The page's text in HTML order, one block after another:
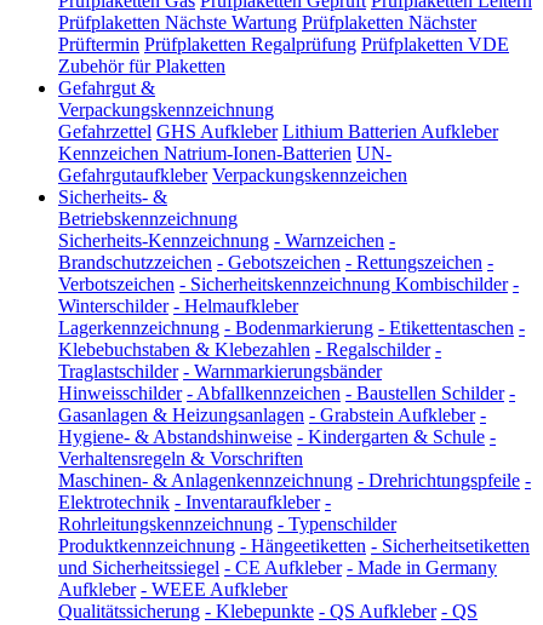
Prüfplaketten Nächste Wartung Prüfplaketten Nächster
Prüftermin Prüfplaketten Regalprüfung Prüfplaketten VDE
Zubehör für Plaketten
Gefahrgut &
Verpackungskennzeichnung
Gefahrzettel GHS Aufkleber Lithium Batterien Aufkleber
Kennzeichen Natrium-Ionen-Batterien UN-
Gefahrgutaufkleber Verpackungskennzeichen
Sicherheits- &
Betriebskennzeichnung
Sicherheits-Kennzeichnung - Warnzeichen -
Brandschutzzeichen - Gebotszeichen - Rettungszeichen -
Verbotszeichen - Sicherheitskennzeichnung Kombischilder -
Winterschilder - Helmaufkleber
Lagerkennzeichnung - Bodenmarkierung - Etikettentaschen -
Klebebuchstaben & Klebezahlen - Regalschilder -
Traglastschilder - Warnmarkierungsbänder
Hinweisschilder - Abfallkennzeichen - Baustellen Schilder -
Gasanlagen & Heizungsanlagen - Grabstein Aufkleber -
Hygiene- & Abstandshinweise - Kindergarten & Schule -
Verhaltensregeln & Vorschriften
Maschinen- & Anlagenkennzeichnung - Drehrichtungspfeile -
Elektrotechnik - Inventaraufkleber -
Rohrleitungskennzeichnung - Typenschilder
Produktkennzeichnung - Hängeetiketten - Sicherheitsetiketten
und Sicherheitssiegel - CE Aufkleber - Made in Germany
Aufkleber - WEEE Aufkleber
Qualitätssicherung - Klebepunkte - QS Aufkleber - QS